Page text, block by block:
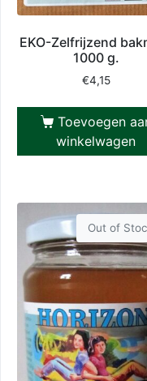
EKO-Zelfrijzend
1000 g.
€4,15
Toevoegen
winkelwagen
Out of